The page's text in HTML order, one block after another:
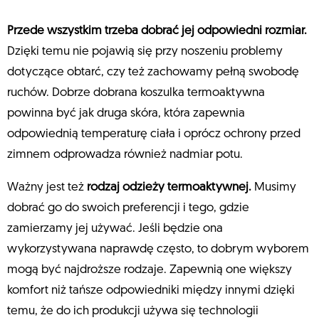
Przede wszystkim trzeba dobrać jej odpowiedni rozmiar.
Dzięki temu nie pojawią się przy noszeniu problemy
dotyczące obtarć, czy też zachowamy pełną swobodę
ruchów. Dobrze dobrana koszulka termoaktywna
powinna być jak druga skóra, która zapewnia
odpowiednią temperaturę ciała i oprócz ochrony przed
zimnem odprowadza również nadmiar potu.
Ważny jest też rodzaj odzieży termoaktywnej. Musimy
dobrać go do swoich preferencji i tego, gdzie
zamierzamy jej używać. Jeśli będzie ona
wykorzystywana naprawdę często, to dobrym wyborem
mogą być najdroższe rodzaje. Zapewnią one większy
komfort niż tańsze odpowiedniki między innymi dzięki
temu, że do ich produkcji używa się technologii